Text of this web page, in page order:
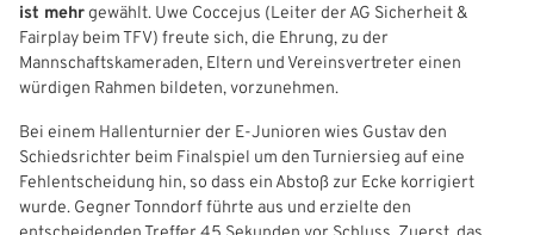
ist mehrgewählt. Uwe Coccejus (Leiter der AG Sicherheit &
Fairplay beim TFV) freute sich, die Ehrung, zu der
Mannschaftskameraden, Eltern und Vereinsvertreter einen
würdigen Rahmen bildeten, vorzunehmen.
Bei einem Hallenturnier der E-Junioren wies Gustav den
Schiedsrichter beim Finalspiel um den Turniersieg auf eine
Fehlentscheidung hin, so dass ein Abstoß zur Ecke korrigiert
wurde. Gegner Tonndorf führte aus und erzielte den
Partnerschaft
Mitgliedschaft
eSports
Schiedsrichter
Freizeit- und Breitensport
Futsal
Prävention
Schule und Kita
Kinder- und Jugendschutz
#siekickt
Archiv
Downloads
Datenschutz
Länderspiele